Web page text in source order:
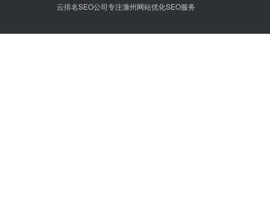
云排名SEO公司专注滁州网站优化SEO服务